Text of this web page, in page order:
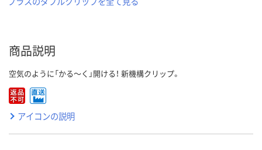
商品説明
空気のように「かる～く」開ける！ 新機構クリップ。
アイコンの説明